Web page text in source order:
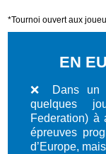
*Tournoi ouvert aux
EN
❌ Dans un
quelques
Federation) à
épreuves
d’Europe,